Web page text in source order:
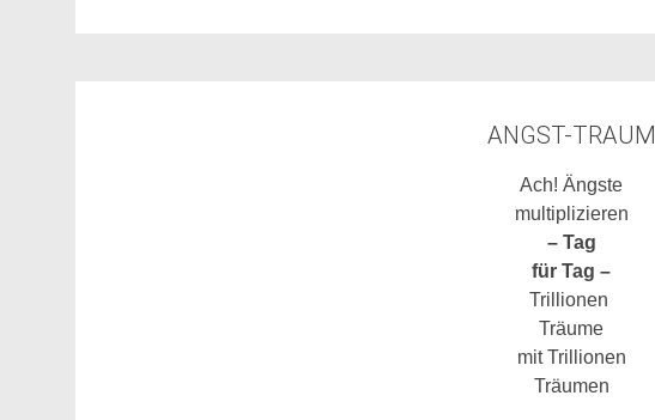
ANGST-TRAUM
Ach! Ängste
multiplizieren
– Tag
für Tag –
Trillionen
Träume
mit Trillionen
Träumen